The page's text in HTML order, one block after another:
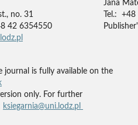
no. 31
42 6354550
Jana
Tel.:
journal is fully available on the
only. For further
ksiegarnia@uni.lodz.pl